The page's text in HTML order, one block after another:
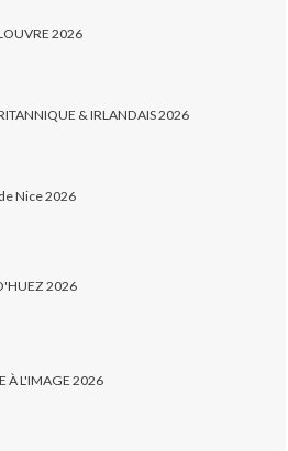
2026
& IRLANDAIS 2026
Nice 2026
2026
À L'IMAGE 2026